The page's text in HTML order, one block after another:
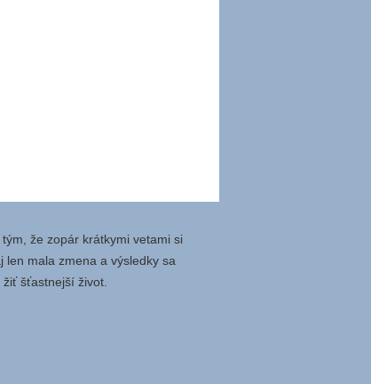
že zopár krátkymi vetami si
mala zmena a výsledky sa
šťastnejší život.